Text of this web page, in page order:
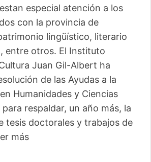
especial atención a los
con la provincia de
lingüístico, literario
entre otros. El Instituto
Juan Gil-Albert ha
de las Ayudas a la
Humanidades y Ciencias
respaldar, un año más, la
tesis doctorales y trabajos de
más